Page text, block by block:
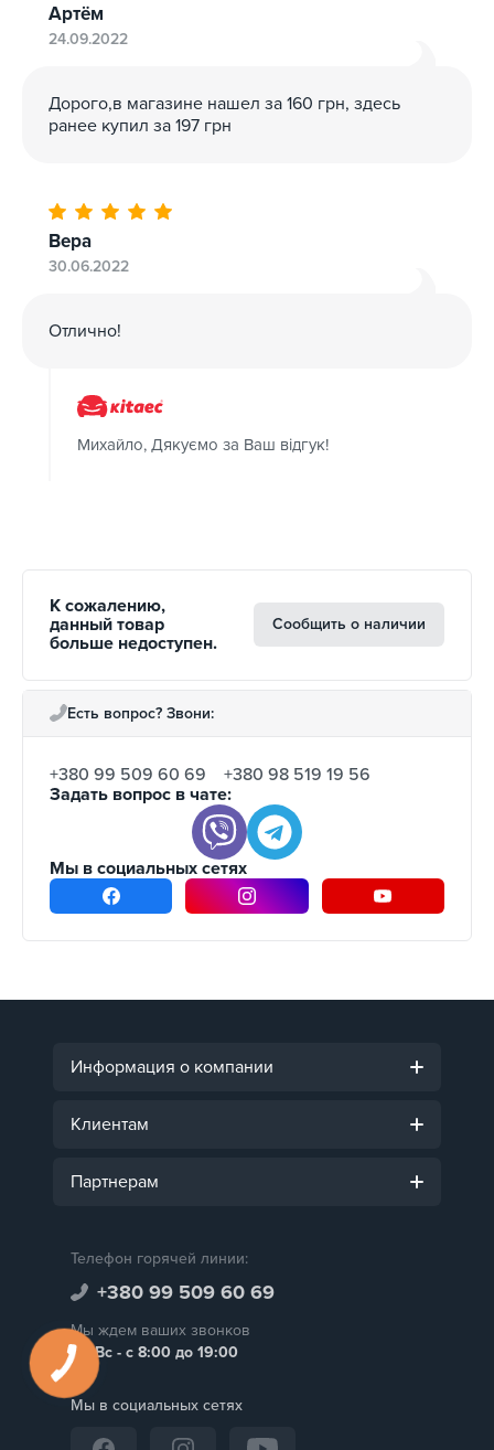
Артём
24.09.2022
Дорого,в магазине нашел за 160 грн, здесь
ранее купил за 197 грн
Вера
30.06.2022
Отлично!
Михайло, Дякуємо за Ваш відгук!
К сожалению,
данный товар
больше недоступен.
Сообщить о наличии
Есть вопрос? Звони:
+380 99 509 60 69
+380 98 519 19 56
Задать вопрос в чате:
Мы в социальных сетях
Информация о компании
Клиентам
Партнерам
Телефон горячей линии:
+380 99 509 60 69
Мы ждем ваших звонков
Пн-Вс - с 8:00 до 19:00
Мы в социальных сетях